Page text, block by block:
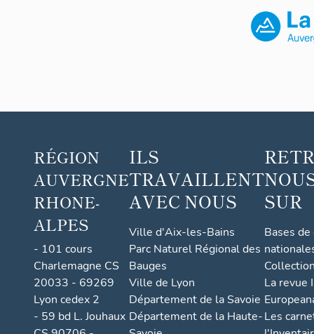
RÉGION
AUVERGNE
RHONE-
ALPES
- 101 cours
Charlemagne CS
20033 - 69269
Lyon cedex 2
- 59 bd L. Jouhaux
ILS
TRAVAILLENT
AVEC NOUS
Ville d'Aix-les-Bains
Parc Naturel Régional des
Bauges
Ville de Lyon
Département de la Savoie
Département de la Haute-
SUR
Bases
La revue
Les